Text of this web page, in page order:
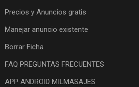
Precios y Anuncios gratis
Manejar anuncio existente
Borrar Ficha
FAQ PREGUNTAS FRECUENTES
APP ANDROID MILMASAJES